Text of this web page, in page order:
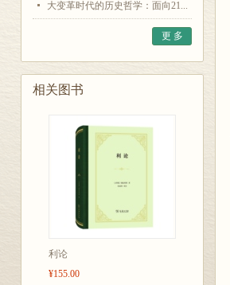
大变革时代的历史哲学：面向21...
更 多
相关图书
利论
¥155.00